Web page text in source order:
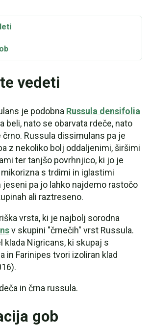
vedeti
je podobna Russula densifolia
beli, nato se obarvata rdeče, nato
črno. Russula dissimulans pa je
z nekoliko bolj oddaljenimi, širšimi
ter tanjšo povrhnjico, ki jo je
s trdimi in iglastimi
jeseni pa jo lahko najdemo rastočo
ali raztreseno.
vrsta, ki je najbolj sorodna
v skupini "črnečih" vrst Russula.
klada Nigricans, ki skupaj s
in Farinipes tvori izoliran klad
in črna russula.
gob